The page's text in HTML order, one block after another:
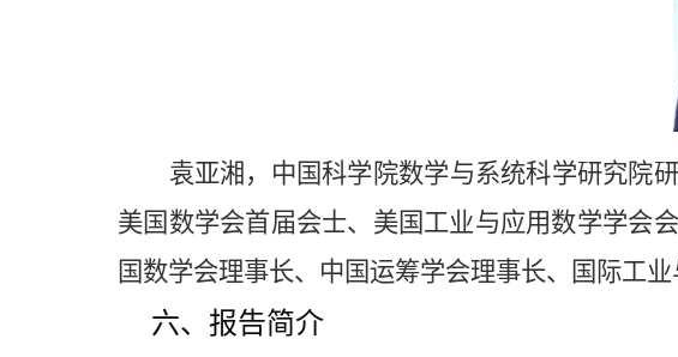
袁亚湘，中国科学院数学与系统科学研究院
美国数学会首届会士、美国工业与应用数学学会
国数学会理事长、中国运筹学会理事长、国际工
六、报告简介